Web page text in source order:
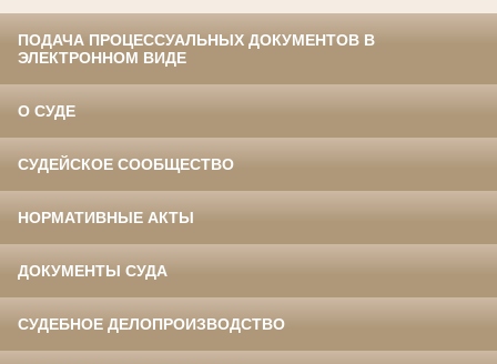
ПОДАЧА ПРОЦЕССУАЛЬНЫХ ДОКУМЕНТОВ В
ЭЛЕКТРОННОМ ВИДЕ
О СУДЕ
СУДЕЙСКОЕ СООБЩЕСТВО
НОРМАТИВНЫЕ АКТЫ
ДОКУМЕНТЫ СУДА
СУДЕБНОЕ ДЕЛОПРОИЗВОДСТВО